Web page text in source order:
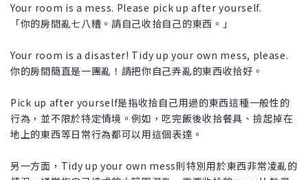
Your room is a mess. Please pick up after yourself.
「你的房間亂七八糟。請自己收拾自己的東西。」
Your room is a disaster! Tidy up your own mess, please.
你的房間簡直是一團亂！請把你自己弄亂的東西收拾好。
Pick up after yourself是指收拾自己用過的東西這種一般性的
行為，並不限於特定情境。例如，吃完飯後收拾餐具、撿起掉在
地上的東西等日常行為都可以用這個表達。
另一方面，Tidy up your own mess則特別用於東西非常凌亂的